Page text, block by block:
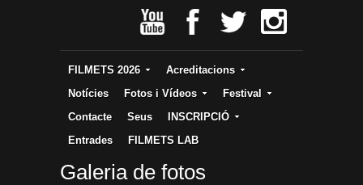
FILMETS 2026
Acreditacions
Notícies
Fotos i Vídeos
Festival
Contacte
Seus
INSCRIPCIÓ
Entrades
FILMETS LAB
Galeria de fotos